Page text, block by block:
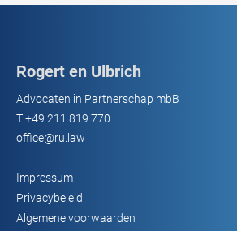
Rogert en Ulbrich
Advocaten in Partnerschap mbB
T+49 211 819 770
office@ru.law
Impressum
Privacybeleid
Algemene voorwaarden